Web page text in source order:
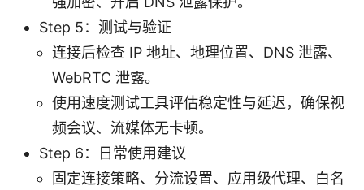
Step 5：测试与验证
连接后检查 IP 地址、地理位置、DNS 泄露、
WebRTC 泄露。
使用速度测试工具评估稳定性与延迟，确保视
频会议、流媒体无卡顿。
Step 6：日常使用建议
固定连接策略、分流设置、应用级代理、白名